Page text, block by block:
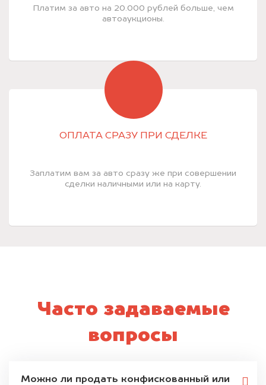
Платим за авто на 20.000 рублей больше, чем
автоаукционы.
ОПЛАТА СРАЗУ ПРИ СДЕЛКЕ
Заплатим вам за авто сразу же при совершении
сделки наличными или на карту.
Часто задаваемые
вопросы
Можно ли продать конфискованный или